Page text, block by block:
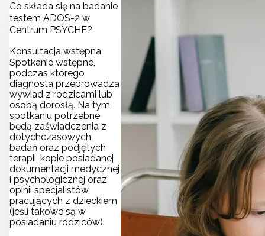
Co składa się na badanie
testem ADOS-2 w
Centrum PSYCHE?
Konsultacja wstępna
Spotkanie wstępne,
podczas którego
diagnosta przeprowadza
wywiad z rodzicami lub
osobą dorosłą. Na tym
spotkaniu potrzebne
będą zaświadczenia z
dotychczasowych
badań oraz podjętych
terapii, kopie posiadanej
dokumentacji medycznej
i psychologicznej oraz
opinii specjalistów
pracujących z dzieckiem
(jeśli takowe są w
posiadaniu rodziców).